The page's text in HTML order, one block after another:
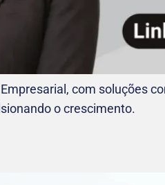
com soluções
o crescimento.